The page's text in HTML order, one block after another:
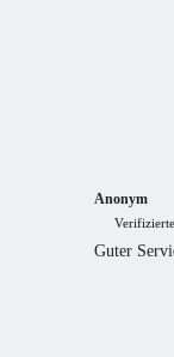
Anonym
Guter